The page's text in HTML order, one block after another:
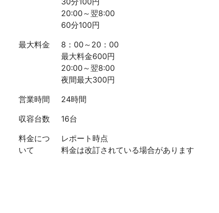
20:00～翌8:00
60分100円
最大料金
8：00～20：00
最大料金600円
20:00～翌8:00
夜間最大300円
営業時間
24時間
収容台数
16台
料金につ
いて
レポート時点
料金は改訂されている場合があります